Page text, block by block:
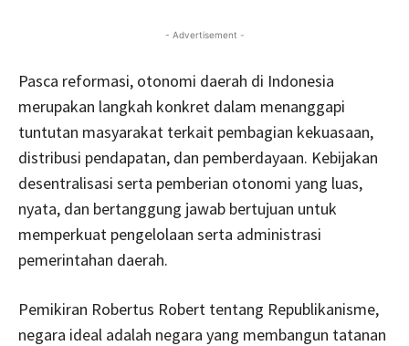
- Advertisement -
Pasca reformasi, otonomi daerah di Indonesia
merupakan langkah konkret dalam menanggapi
tuntutan masyarakat terkait pembagian kekuasaan,
distribusi pendapatan, dan pemberdayaan. Kebijakan
desentralisasi serta pemberian otonomi yang luas,
nyata, dan bertanggung jawab bertujuan untuk
memperkuat pengelolaan serta administrasi
pemerintahan daerah.
Pemikiran Robertus Robert tentang Republikanisme,
negara ideal adalah negara yang membangun tatanan